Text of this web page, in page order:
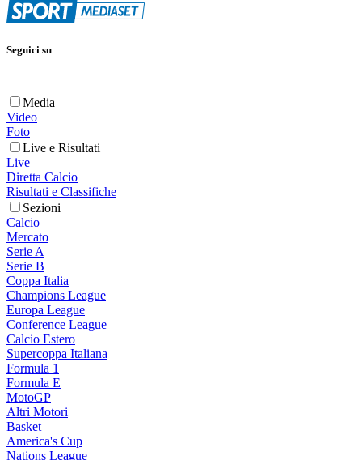
Seguici su
Media
Video
Foto
Live e Risultati
Live
Diretta Calcio
Risultati e Classifiche
Sezioni
Calcio
Mercato
Serie A
Serie B
Coppa Italia
Champions League
Europa League
Conference League
Calcio Estero
Supercoppa Italiana
Formula 1
Formula E
MotoGP
Altri Motori
Basket
America's Cup
Nations League